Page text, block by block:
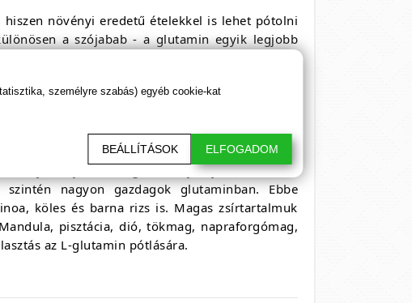
növényi eredetű ételekkel is lehet pótolni
a szójabab - a glutamin egyik legjobb
tojásról – legalább olyan jó forrás, mint
nagyon gazdagok glutaminban. Ebbe
köles és barna rizs is. Magas zsírtartalmuk
pisztácia, dió, tökmag, napraforgómag,
az L-glutamin pótlására.
személyre szabás) egyéb cookie-kat
BEÁLLÍTÁSOK ELFOGADOM